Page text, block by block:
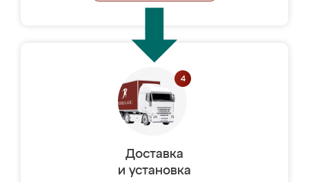
Доставка
и установка